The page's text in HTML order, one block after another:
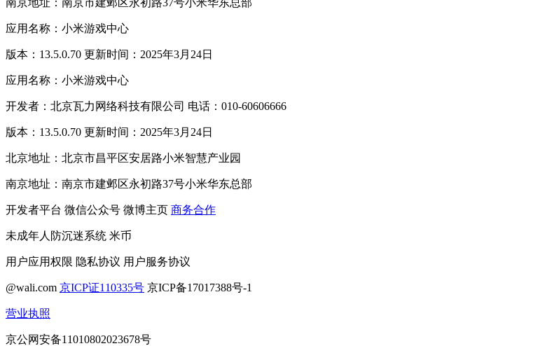
应用名称：小米游戏中心
版本：13.5.0.70 更新时间：2025年3月24日
应用名称：小米游戏中心
开发者：北京瓦力网络科技有限公司 电话：010-60606666
版本：13.5.0.70 更新时间：2025年3月24日
北京地址：北京市昌平区安居路小米智慧产业园
南京地址：南京市建邺区永初路37号小米华东总部
开发者平台 微信公众号 微博主页 商务合作
未成年人防沉迷系统 米币
用户应用权限 隐私协议 用户服务协议
@wali.com 京ICP证110335号 京ICP备17017388号-1
营业执照
京公网安备11010802023678号